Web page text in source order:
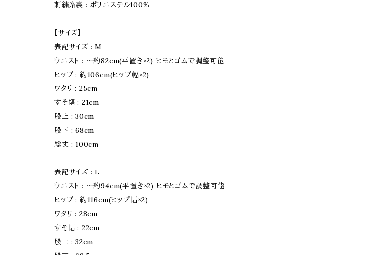
刺繍糸裏 : ポリエステル100%
【サイズ】
表記サイズ : M
ウエスト : 〜約82cm(平置き×2) ヒモとゴムで調整可能
ヒップ : 約106cm(ヒップ幅×2)
ワタリ : 25cm
すそ幅 : 21cm
股上 : 30cm
股下 : 68cm
総丈 : 100cm
表記サイズ : L
ウエスト : 〜約94cm(平置き×2) ヒモとゴムで調整可能
ヒップ : 約116cm(ヒップ幅×2)
ワタリ : 28cm
すそ幅 : 22cm
股上 : 32cm